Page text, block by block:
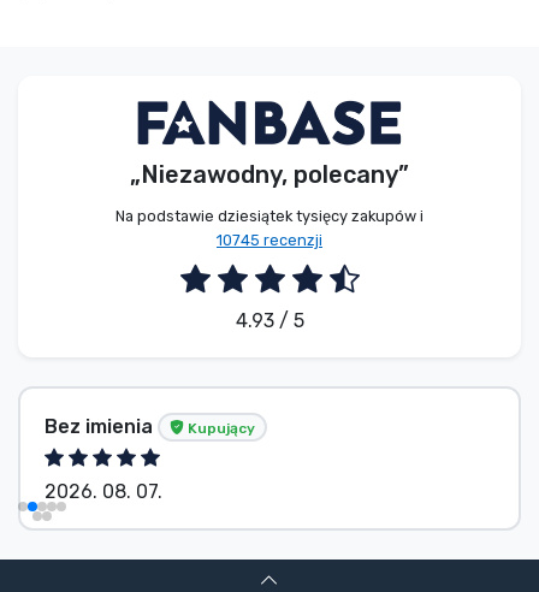
„Niezawodny, polecany”
Na podstawie dziesiątek tysięcy zakupów i
10745 recenzji
4.93 / 5
Bez imienia Kupujący
2026. 08. 07.